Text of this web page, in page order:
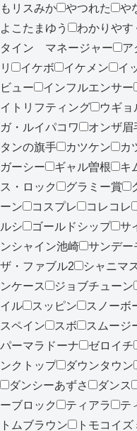
もリスみか
やつれた や
よこたまゆう
わかりやす
タイン マネージャー
ア
リ
イケボ イケメン イ
ビュー
インフルエンサー
イトリフティング
ウギョ
ガ・ルイパコワ
オンザ眉
タンの旗手
カツケン カ
ガーシー
ギャル曽根 キ
ス・ロック
グラミー賞
ーン
コスプレ コレコレ
ルシ
ゴールドシップ サ
ンシャイン池崎
サンデー
ザ・ファブル2
シャニマス
ンケース
ジョブチューン
イル
スッピン スノーボ
スペイン
スボ スムージ
パーマラドーナ
ゼロイチ
ンクトップ
ダウンタウン
ダンシーあずさ
ダンス
ーブロック
ティアラ テ
トムブラウン
トモコイズ